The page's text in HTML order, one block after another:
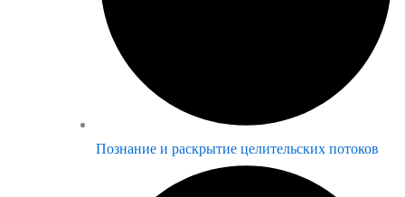
Познание и раскрытие целительских потоков